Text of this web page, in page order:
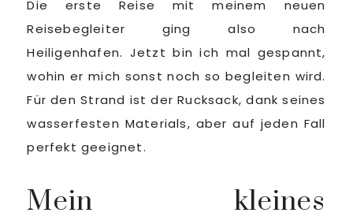
Die erste Reise mit meinem neuen
Reisebegleiter ging also nach
Heiligenhafen. Jetzt bin ich mal gespannt,
wohin er mich sonst noch so begleiten wird.
Für den Strand ist der Rucksack, dank seines
wasserfesten Materials, aber auf jeden Fall
perfekt geeignet.
Mein kleines